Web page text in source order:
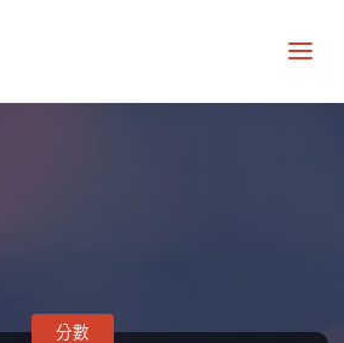
分數